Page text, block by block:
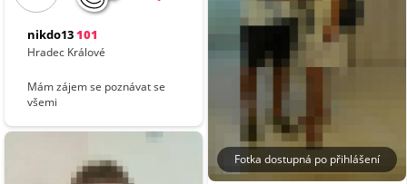
nikdo13101
Hradec Králové
Mám zájem se poznávat se
všemi
Fotka dostupná po přihlášení